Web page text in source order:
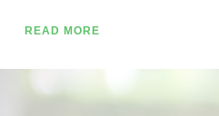
READ MORE